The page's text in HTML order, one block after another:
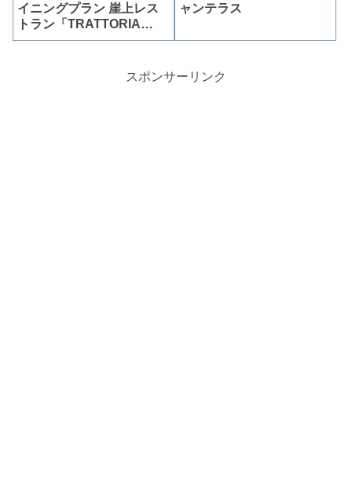
イニングプラン 崖上レス
トラン「TRATTORIA
amarancia」
ャンテラス
スポンサーリンク